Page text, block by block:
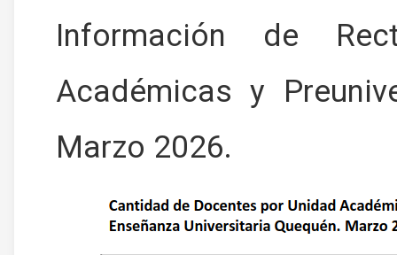
Información de
Académicas y
Marzo 2026.